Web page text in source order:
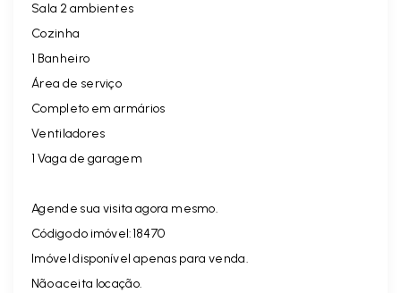
Sala 2 ambientes
Cozinha
1 Banheiro
Área de serviço
Completo em armários
Ventiladores
1 Vaga de garagem
Agende sua visita agora mesmo.
Código do imóvel:18470
Imóvel disponível apenas para venda.
Não aceita locação.